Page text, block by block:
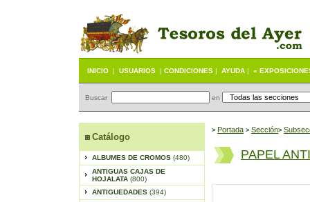
INICIO | USUARIOS | CONDICIONES | AYUDA | «
Buscar en
Catálogo
ALBUMES DE CROMOS (480)
ANTIGUAS CAJAS DE
HOJALATA (800)
ANTIGUEDADES (394)
> Portada > Sección>
PAPEL